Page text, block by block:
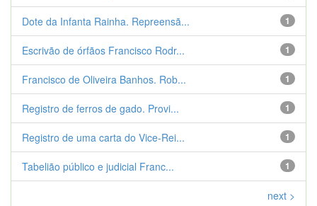
1
Dote da Infanta Rainha. Repreensã...
1
Escrivão de órfãos Francisco Rodr...
1
Francisco de Oliveira Banhos. Rob...
1
Registro de ferros de gado. Provi...
1
Registro de uma carta do Vice-Rei...
1
Tabelião público e judicial Franc...
next >